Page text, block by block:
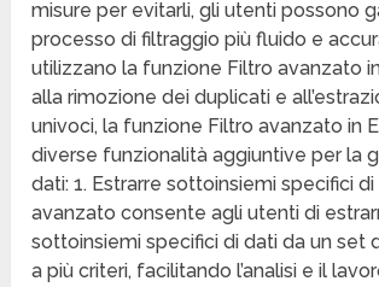
misure per evitarli, gli utenti possono
processo di filtraggio più fluido e
utilizzano la funzione Filtro avanzato
alla rimozione dei duplicati e
univoci, la funzione Filtro avanzato in
diverse funzionalità aggiuntive per la
dati: 1. Estrarre sottoinsiemi specifici di
avanzato consente agli utenti di
sottoinsiemi specifici di dati da un set
a più criteri, facilitando l’analisi e il